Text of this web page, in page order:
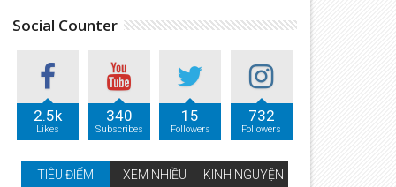
Social Counter
2.5k
Likes
340
Subscribes
15
Followers
732
Followers
TIÊU ĐIỂM XEM NHIỀU KINH NGUYỆN